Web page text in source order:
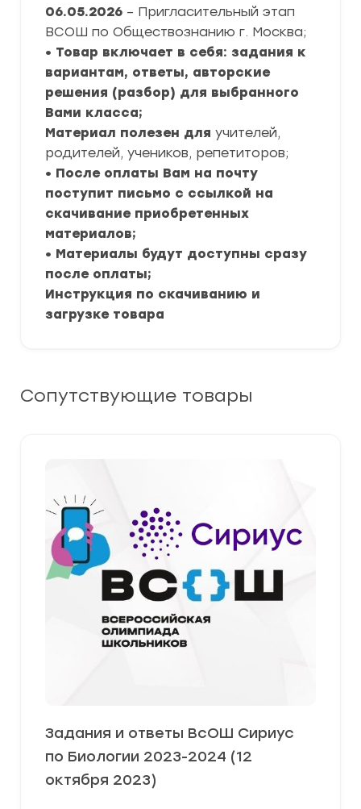
06.05.2026 – Пригласительный этап
ВСОШ по Обществознанию г. Москва;
• Товар включает в себя: задания к
вариантам, ответы, авторские
решения (разбор) для выбранного
Вами класса;
Материал полезен для учителей,
родителей, учеников, репетиторов;
• После оплаты Вам на почту
поступит письмо с ссылкой на
скачивание приобретенных
материалов;
• Материалы будут доступны сразу
после оплаты;
Инструкция по скачиванию и
загрузке товара
Сопутствующие товары
Задания и ответы ВсОШ Сириус
по Биологии 2023-2024 (12
октября 2023)